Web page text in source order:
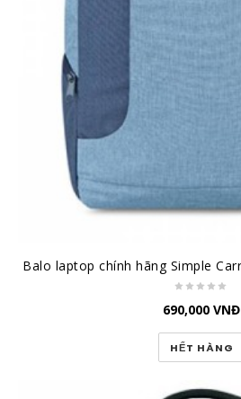
690,000 VNĐ
HẾT HÀNG